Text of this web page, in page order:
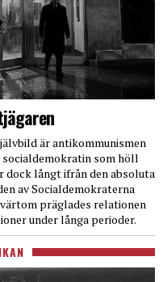
är antikommunismen
socialdemokratin som höll
dock långt ifrån den absoluta
av Socialdemokraterna
präglades relationen
under långa perioder.